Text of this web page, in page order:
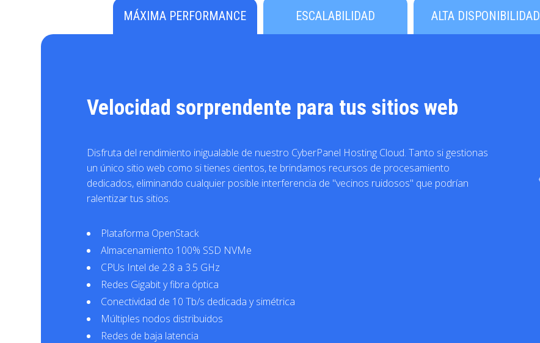
MÁXIMA PERFORMANCE ESCALABILIDAD ALTA DISPONIBILIDAD
Velocidad sorprendente para tus sitios web
Disfruta del rendimiento inigualable de nuestro CyberPanel Hosting Cloud. Tanto si gestionas
un único sitio web como si tienes cientos, te brindamos recursos de procesamiento
dedicados, eliminando cualquier posible interferencia de "vecinos ruidosos" que podrían
ralentizar tus sitios.
Plataforma OpenStack
Almacenamiento 100% SSD NVMe
CPUs Intel de 2.8 a 3.5 GHz
Redes Gigabit y fibra óptica
Conectividad de 10 Tb/s dedicada y simétrica
Múltiples nodos distribuidos
Redes de baja latencia